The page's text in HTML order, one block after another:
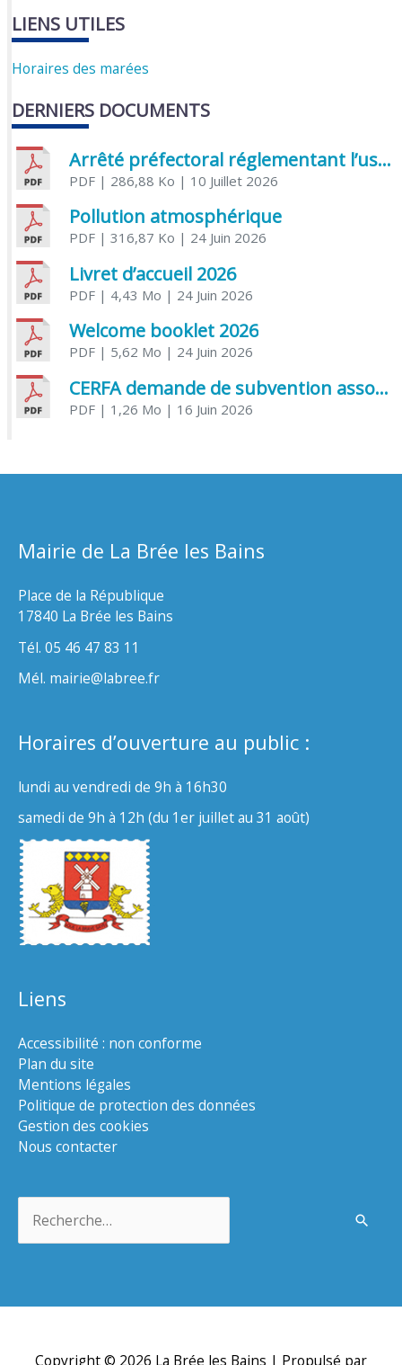
LIENS UTILES
Horaires des marées
DERNIERS DOCUMENTS
Arrêté préfectoral réglementant l’usage de l’eau
PDF| 286,88 Ko | 10 Juillet 2026
Pollution atmosphérique
PDF| 316,87 Ko | 24 Juin 2026
Livret d’accueil 2026
PDF| 4,43 Mo | 24 Juin 2026
Welcome booklet 2026
PDF| 5,62 Mo | 24 Juin 2026
CERFA demande de subvention association
PDF| 1,26 Mo | 16 Juin 2026
Mairie de La Brée les Bains
Place de la République
17840 La Brée les Bains
Tél. 05 46 47 83 11
Mél. mairie@labree.fr
Horaires d’ouverture au public :
lundi au vendredi de 9h à 16h30
samedi de 9h à 12h (du 1er juillet au 31 août)
Liens
Accessibilité : non conforme
Plan du site
Mentions légales
Politique de protection des données
Gestion des cookies
Nous contacter
Copyright © 2026 La Brée les Bains | Propulsé par